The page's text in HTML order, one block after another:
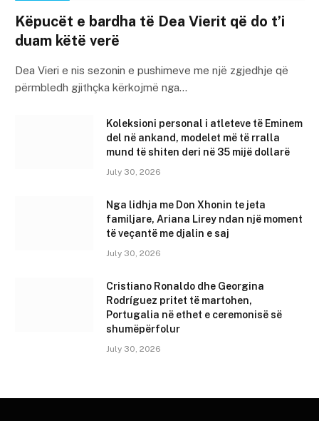
Këpucët e bardha të Dea Vierit që do t’i
duam këtë verë
Dea Vieri e nis sezonin e pushimeve me një zgjedhje që
përmbledh gjithçka kërkojmë nga…
Koleksioni personal i atleteve të Eminem
del në ankand, modelet më të rralla
mund të shiten deri në 35 mijë dollarë
July 30, 2026
Nga lidhja me Don Xhonin te jeta
familjare, Ariana Lirey ndan një moment
të veçantë me djalin e saj
July 30, 2026
Cristiano Ronaldo dhe Georgina
Rodríguez pritet të martohen,
Portugalia në ethet e ceremonisë së
shumëpërfolur
July 30, 2026